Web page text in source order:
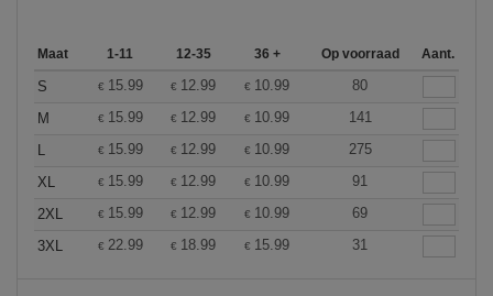
Maat 1-11 12-35 36 + Op voorraad Aant.
S € 15.99 € 12.99 € 10.99
80
M
€ 15.99 € 12.99 € 10.99
141
L
€ 15.99 € 12.99 € 10.99
275
XL
€ 15.99 € 12.99 € 10.99
91
2XL
€ 15.99 € 12.99 € 10.99
69
3XL
€ 22.99 € 18.99 € 15.99 31